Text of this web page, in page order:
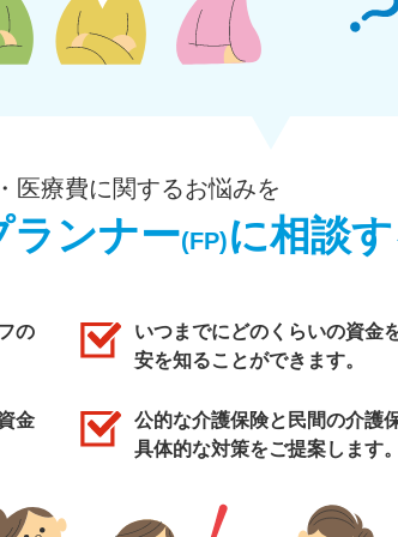
医療費に関するお悩みを
ランナー(FP)に相談
の
いつまでにどのくらいの資金
安を知ることができます。
金
公的な介護保険と民間の介護
具体的な対策をご提案します。